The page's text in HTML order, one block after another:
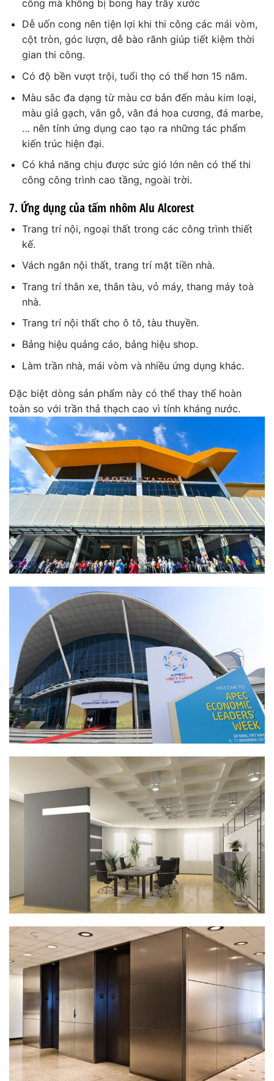
công mà không bị bong hay trầy xước
Dễ uốn cong nên tiện lợi khi thi công các mái vòm,
cột tròn, góc lượn, dễ bào rãnh giúp tiết kiệm thời
gian thi công.
Có độ bền vượt trội, tuổi thọ có thể hơn 15 năm.
Màu sắc đa dạng từ màu cơ bản đến màu kim loại,
màu giả gạch, vân gỗ, vân đá hoa cương, đá marbe,
… nên tính ứng dụng cao tạo ra những tác phẩm
kiến trúc hiện đại.
Có khả năng chịu được sức gió lớn nên có thể thi
công công trình cao tầng, ngoài trời.
7. Ứng dụng của tấm nhôm Alu Alcorest
Trang trí nội, ngoại thất trong các công trình thiết
kế.
Vách ngăn nội thất, trang trí mặt tiền nhà.
Trang trí thân xe, thân tàu, vỏ máy, thang máy toà
nhà.
Trang trí nội thất cho ô tô, tàu thuyền.
Bảng hiệu quảng cáo, bảng hiệu shop.
Làm trần nhà, mái vòm và nhiều ứng dụng khác.
Đặc biệt dòng sản phẩm này có thể thay thế hoàn
toàn so với trần thả thạch cao vì tính kháng nước.